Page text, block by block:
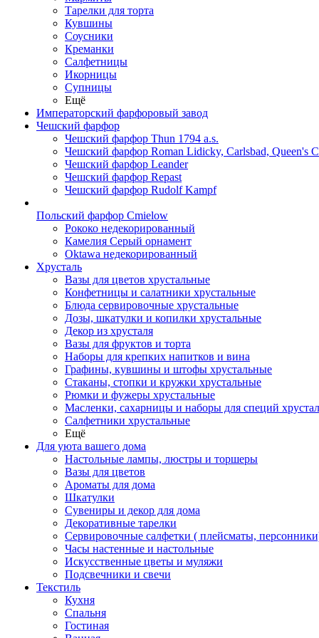
Тарелки для торта
Кувшины
Соусники
Креманки
Салфетницы
Икорницы
Супницы
Ещё
Императорский фарфоровый завод
Чешский фарфор
Чешский фарфор Thun 1794 a.s.
Чешский фарфор Roman Lidicky, Carlsbad, Queen's
Чешский фарфор Leander
Чешский фарфор Repast
Чешский фарфор Rudolf Kampf
Польский фарфор Сmielow
Рококо недекорированный
Камелия Серый орнамент
Oktawa недекорированный
Хрусталь
Вазы для цветов хрустальные
Конфетницы и салатники хрустальные
Блюда сервировочные хрустальные
Дозы, шкатулки и копилки хрустальные
Декор из хрусталя
Вазы для фруктов и торта
Наборы для крепких напитков и вина
Графины, кувшины и штофы хрустальные
Стаканы, стопки и кружки хрустальные
Рюмки и фужеры хрустальные
Масленки, сахарницы и наборы для специй
Салфетники хрустальные
Ещё
Для уюта вашего дома
Настольные лампы, люстры и торшеры
Вазы для цветов
Ароматы для дома
Шкатулки
Сувениры и декор для дома
Декоративные тарелки
Сервировочные салфетки ( плейсматы,
Часы настенные и настольные
Искусственные цветы и муляжи
Подсвечники и свечи
Текстиль
Кухня
Спальня
Гостиная